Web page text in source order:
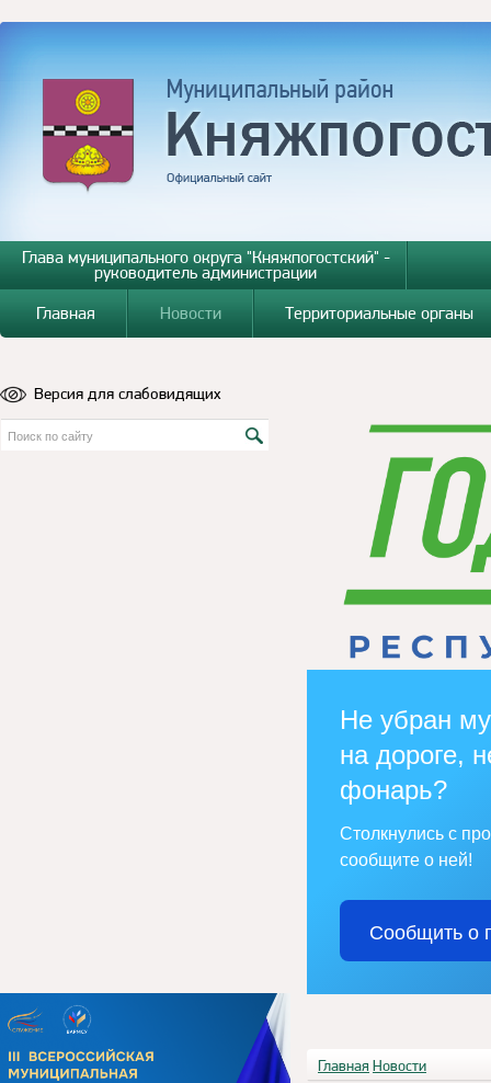
Глава муниципального округа "Княжпогостский" -
руководитель администрации
Главная
Новости Территориальные органы
Версия для слабовидящих
Не убран
на дороге,
фонарь?
Столкнулись с
сообщите о ней!
Сообщить о
Главная Новости